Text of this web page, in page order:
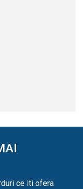
ce iti ofera